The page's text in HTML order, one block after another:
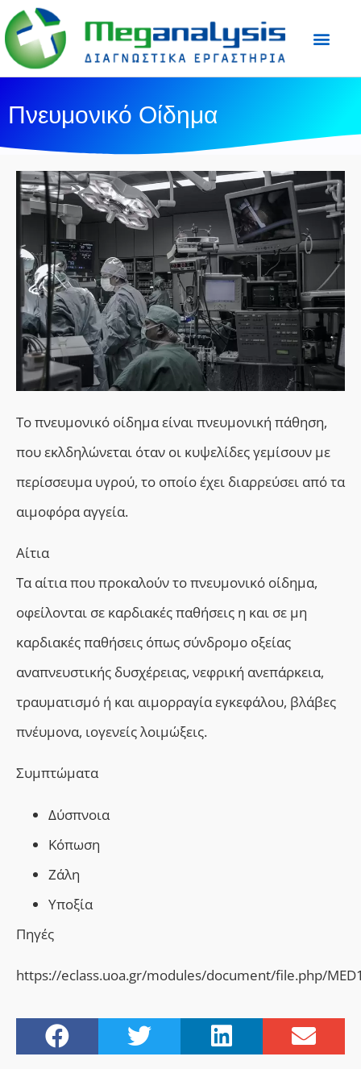
Πνευμονικό Οίδημα
Το πνευμονικό οίδημα είναιπνευμονική πάθηση,
πουεκλδηλώνεται όταν οι κυψελίδες γεμίσουν με
περίσσευμα υγρού, το οποίο έχει διαρρεύσει από τα
αιμοφόρα αγγεία.
Αίτια
Τα αίτια που προκαλούν το πνευμονικό οίδημα,
οφείλονται σε καρδιακές παθήσεις η και σε μη
καρδιακές παθήσεις όπως σύνδρομο οξείας
αναπνευστικής δυσχέρειας, νεφρική ανεπάρκεια,
τραυματισμό ή και αιμορραγία εγκεφάλου, βλάβες
πνέυμονα, ιογενείς λοιμώξεις.
Συμπτώματα
Δύσπνοια
Κόπωση
Ζάλη
Υποξία
Πηγές
https://eclass.uoa.gr/modules/document/file.php/